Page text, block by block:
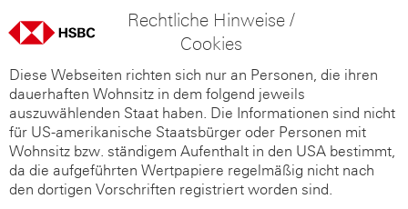
Rechtliche Hinweise /
Cookies
Diese Webseiten richten sich nur an Personen, die ihren
dauerhaften Wohnsitz in dem folgend jeweils
auszuwählenden Staat haben. Die Informationen sind nicht
für US-amerikanische Staatsbürger oder Personen mit
Wohnsitz bzw. ständigem Aufenthalt in den USA bestimmt,
da die aufgeführten Wertpapiere regelmäßig nicht nach
den dortigen Vorschriften registriert worden sind.